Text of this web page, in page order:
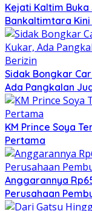
Kejati Kaltim Buka
Bankaltimtara
Sidak Bongkar
Ada Pangkalan
KM Prince Soya
Pertama
Anggarannya
Perusahaan